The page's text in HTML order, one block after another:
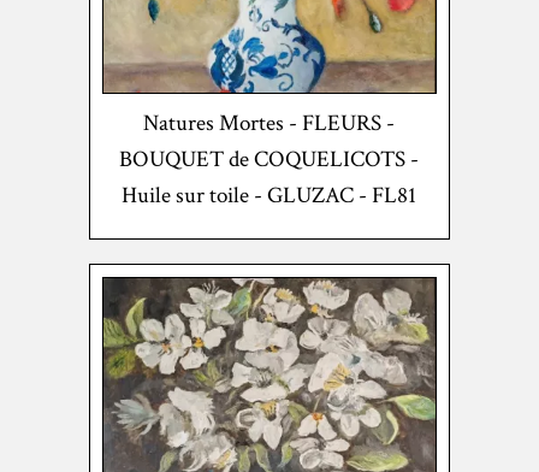
Natures Mortes - FLEURS -
BOUQUET de COQUELICOTS -
Huile sur toile - GLUZAC - FL81